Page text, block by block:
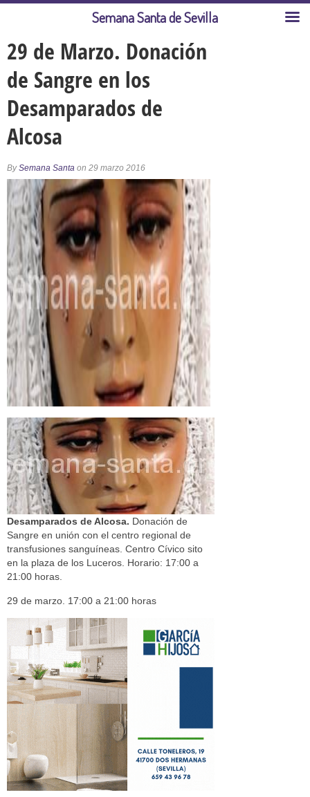
29 de Marzo. Donación
de Sangre en los
Desamparados de
Alcosa
BySemana Santa on 29 marzo 2016
Desamparados de Alcosa. Donación de
Sangre en unión con el centro regional de
transfusiones sanguíneas. Centro Cívico sito
en la plaza de los Luceros. Horario: 17:00 a
21:00 horas.
29 de marzo. 17:00 a 21:00 horas
Semana Santa de Sevilla